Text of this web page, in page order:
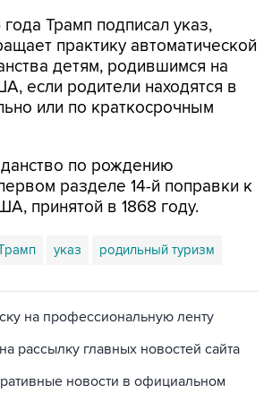
Трамп подписал указ,
практику автоматической
детям, родившимся на
если родители находятся в
или по краткосрочным
по рождению
разделе 14-й поправки к
принятой в 1868 году.
указ родильный туризм
на профессиональную ленту
рассылку главных новостей сайта
новости в официальном